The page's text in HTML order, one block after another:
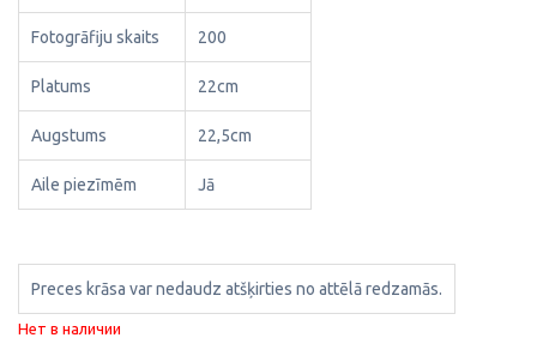
Fotogrāfiju skaits 200
Platums 22cm
Augstums 22,5cm
Aile piezīmēm Jā
Preces krāsa var nedaudz atšķirties no attēlā redzamās.
Нет в наличии